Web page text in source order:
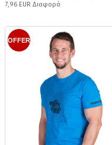
7,96 EUR Διαφορά
OFFER